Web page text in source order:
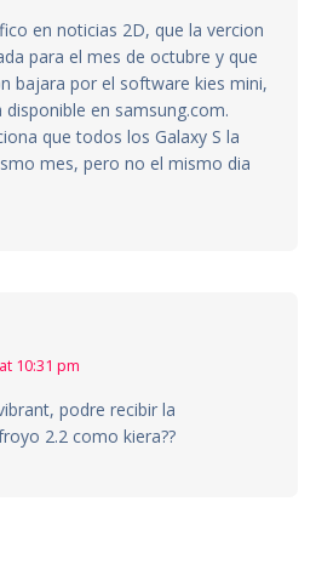
en noticias 2D, que la vercion
para el mes de octubre y que
bajara por el software kies mini,
disponible en samsung.com.
que todos los Galaxy S la
mes, pero no el mismo dia
10:31 pm
podre recibir la
2.2 como kiera??